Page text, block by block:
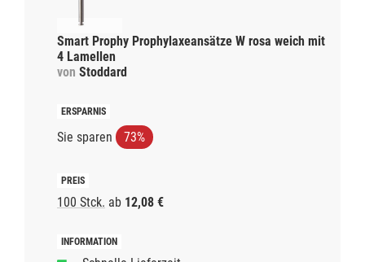
Smart Prophy Prophylaxeansätze W rosa weich mit
4 Lamellen
von Stoddard
Sie sparen 73%
100 Stck. ab 12,08 €